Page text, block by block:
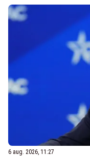
6 aug. 2026, 11:27